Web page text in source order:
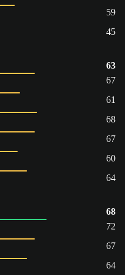
59
45
63
67
61
68
67
60
64
68
72
67
64